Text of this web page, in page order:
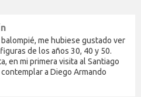
me hubiese gustado ver
de los años 30, 40 y 50.
en mi primera visita al Santiago
a Diego Armando